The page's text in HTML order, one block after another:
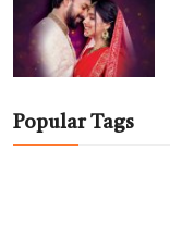
Popular Tags